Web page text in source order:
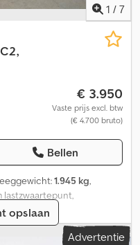
1 / 7
€ 3.950
Vaste prijs excl. btw
(€ 4.700 bruto)
Bellen
1.945 kg,
lastzwaartepunt,
2400 mm, bouwbreedte:
ophanging: FEM4A,
535 mm. Gebruikte
Advertentie
opslaan